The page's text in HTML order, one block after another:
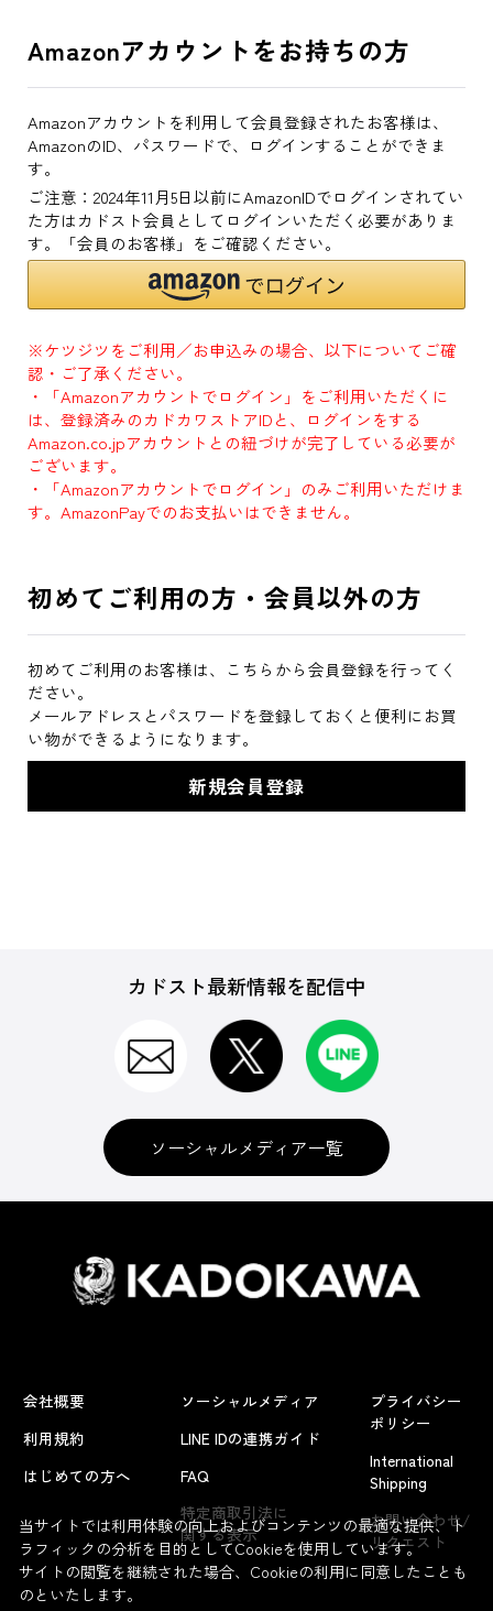
Amazonアカウントをお持ちの方
Amazonアカウントを利用して会員登録されたお客様は、
AmazonのID、パスワードで、ログインすることができま
す。
ご注意：2024年11月5日以前にAmazonIDでログインされてい
た方はカドスト会員としてログインいただく必要がありま
す。「会員のお客様」をご確認ください。
※ケツジツをご利用／お申込みの場合、以下についてご確
認・ご了承ください。
・「Amazonアカウントでログイン」をご利用いただくに
は、登録済みのカドカワストアIDと、ログインをする
Amazon.co.jpアカウントとの紐づけが完了している必要が
ございます。
・「Amazonアカウントでログイン」のみご利用いただけま
す。AmazonPayでのお支払いはできません。
初めてご利用の方・会員以外の方
初めてご利用のお客様は、こちらから会員登録を行ってく
ださい。
メールアドレスとパスワードを登録しておくと便利にお買
い物ができるようになります。
カドスト最新情報を配信中
ソーシャルメディア一覧
会社概要
利用規約
はじめての方へ
ソーシャルメディア
LINE IDの連携ガイド
FAQ
特定商取引法に
関する表示
プライバシー
ポリシー
International
Shipping
お問い合わせ/
リクエスト
当サイトでは利用体験の向上およびコンテンツの最適な提供、ト
ラフィックの分析を目的としてCookieを使用しています。
サイトの閲覧を継続された場合、Cookieの利用に同意したことも
のといたします。